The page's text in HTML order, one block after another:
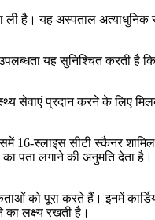
ली है। यह अस्पताल
यह सुनिश्चित करती है
सेवाएं प्रदान करने के लिए
16-स्लाइस सीटी स्कैनर
पता लगाने की अनुमति देता है।
को पूरा करते हैं। इनमें
लक्ष्य रखती है।